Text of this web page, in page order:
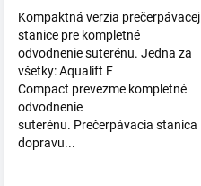
Kompaktná verzia prečerpávacej
stanice pre kompletné
odvodnenie suterénu. Jedna za
všetky: Aqualift F
Compact prevezme kompletné
odvodnenie
suterénu. Prečerpávacia stanica
dopravu...